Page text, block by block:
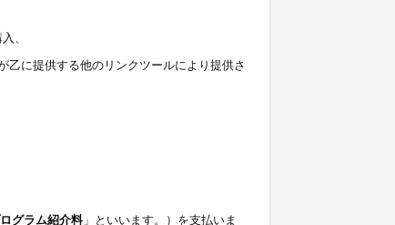
、
乙に提供する他のリンクツールにより提供さ
グラム紹介料」といいます。）を支払いま